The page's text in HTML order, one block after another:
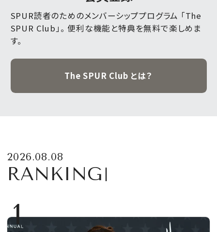
SPUR読者のためのメンバーシッププログラム 「The
SPUR Club」。 便利な機能と特典を無料で楽しめま
す。
The SPUR Club とは？
2026.08.08
RANKING
1